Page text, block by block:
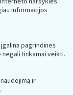
informacijos
pagrindines
tinkamai veikti.
ir
Lietuvos
Juridinių